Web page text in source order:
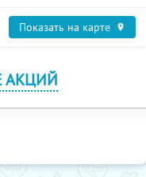
Показать на карте
АКЦИЙ